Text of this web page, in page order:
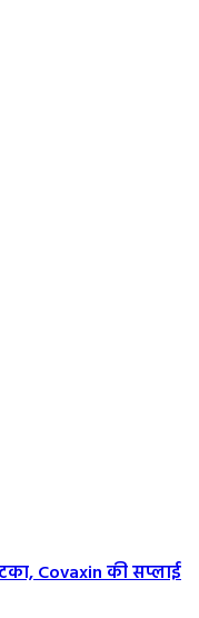
Covaxin की सप्लाई